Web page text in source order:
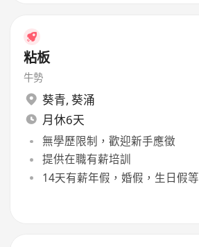
粘板
牛勢
葵青, 葵涌
月休6天
無學歷限制，歡迎新手應徵
提供在職有薪培訓
14天有薪年假，婚假，生日假等